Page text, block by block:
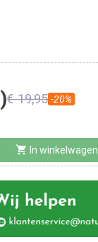
€ 19,95 -20%
shopping_cart In winkelwagen